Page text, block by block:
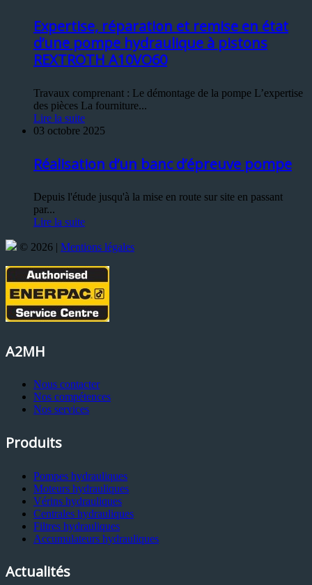
Expertise, réparation et remise en état
d’une pompe hydraulique à pistons
REXTROTH A10VO60
Travaux comprenant : Le démontage de la pompe L’expertise
des pièces La fourniture...
Lire la suite
03 octobre 2025
Réalisation d’un banc d’épreuve pompe
Depuis l'étude jusqu'à la mise en route sur site en passant
par...
Lire la suite
© 2026 | Mentions légales
A2MH
Nous contacter
Nos compétences
Nos services
Produits
Pompes hydrauliques
Moteurs hydrauliques
Vérins hydrauliques
Centrales hydrauliques
Filtres hydrauliques
Accumulateurs hydrauliques
Actualités